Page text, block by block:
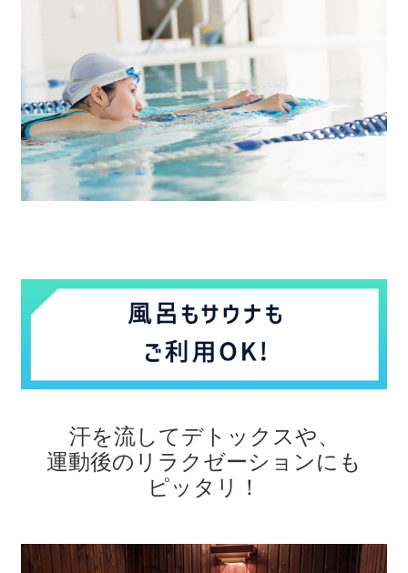
汗を流してデトックスや、
運動後のリラクゼーションにも
ピッタリ
！